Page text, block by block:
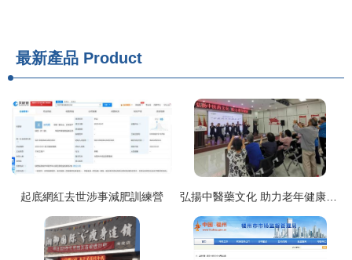
最新產品 Product
起底網紅去世涉事減肥訓練營